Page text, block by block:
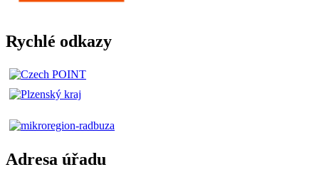
Rychlé odkazy
Adresa úřadu